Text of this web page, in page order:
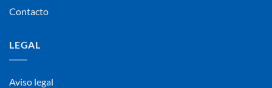
Contacto
LEGAL
Aviso legal